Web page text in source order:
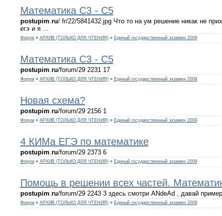
Математика С3 - С5
postupim ru/ fr/22/5841432.jpg Что то на ум решение никак не
егэ и я ...
Форум » АРХИВ (ТОЛЬКО ДЛЯ ЧТЕНИЯ) » Единый государственный экзамен 2009
Математика С3 - С5
postupim ru/forum/29 2231 17
Форум » АРХИВ (ТОЛЬКО ДЛЯ ЧТЕНИЯ) » Единый государственный экзамен 2009
Новая схема?
postupim ru/forum/29 2156 1
Форум » АРХИВ (ТОЛЬКО ДЛЯ ЧТЕНИЯ) » Единый государственный экзамен 2009
4 КИМа ЕГЭ по математике
postupim ru/forum/29 2373 6
Форум » АРХИВ (ТОЛЬКО ДЛЯ ЧТЕНИЯ) » Единый государственный экзамен 2009
Помощь в решении всех частей.
postupim ru/forum/29 2243 3 здесь смотри ANdeAd , давай
Форум » АРХИВ (ТОЛЬКО ДЛЯ ЧТЕНИЯ) » Единый государственный экзамен 2009